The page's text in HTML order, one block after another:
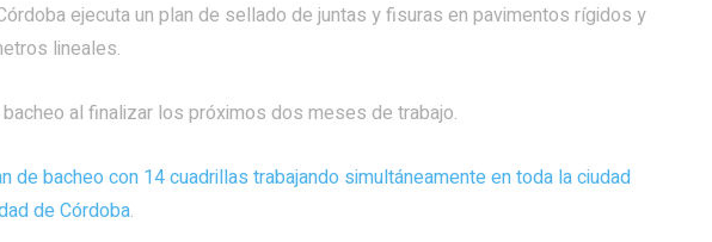
ejecuta un plan de sellado de juntas y fisuras en pavimentos rígidos y
lineales.
al finalizar los próximos dos meses de trabajo.
de bacheo con 14 cuadrillas trabajando simultáneamente en toda la ciudad
de Córdoba.